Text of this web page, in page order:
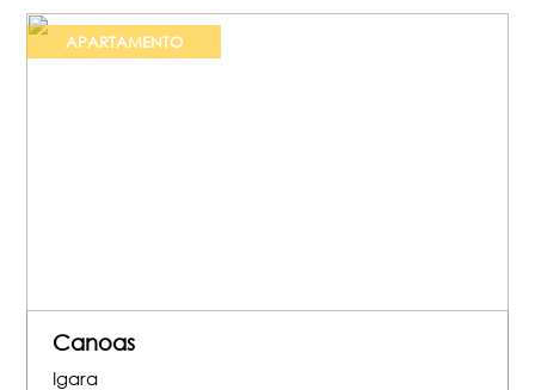
APARTAMENTO
Canoas
Igara